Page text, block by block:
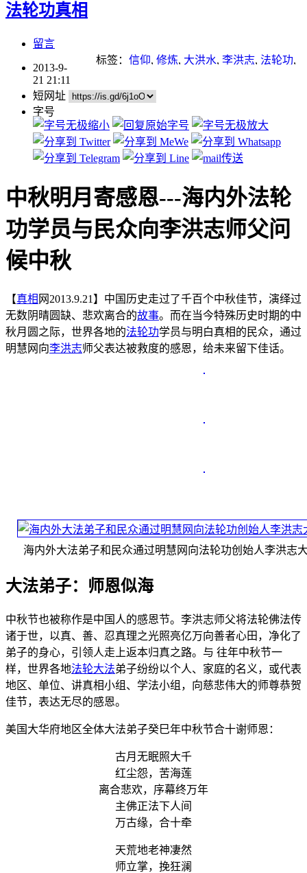
法轮功真相
留言
标签： 信仰, 修炼, 大洪水, 李洪志, 法轮功,
2013-9-
21 21:11
短网址
字号
中秋明月寄感恩---海内外法轮
功学员与民众向李洪志师父问
候中秋
【真相 网2013.9.21】中国历史走过了千百个中秋佳节，演绎过
无数阴晴圆缺、悲欢离合的故事。而在当今特殊历史时期的中
秋月圆之际，世界各地的法轮功学员与明白真相的民众，通过
明慧网向李洪志师父表达被救度的感恩，给未来留下佳话。
海内外大法弟子和民众通过明慧网向法轮功创始人李洪志
大法弟子：师恩似海
中秋节也被称作是中国人的感恩节。李洪志师父将法轮佛法传
诸于世，以真、善、忍真理之光照亮亿万向善者心田，净化了
弟子的身心，引领人走上返本归真之路。与 往年中秋节一
样，世界各地法轮大法弟子纷纷以个人、家庭的名义，或代表
地区、单位、讲真相小组、学法小组，向慈悲伟大的师尊恭贺
佳节，表达无尽的感恩。
美国大华府地区全体大法弟子癸巳年中秋节合十谢师恩：
古月无眠照大千
红尘怨，苦海莲
离合悲欢，序幕终万年
主佛正法下人间
万古缘，合十牵
天荒地老神凄然
师立掌，挽狂澜